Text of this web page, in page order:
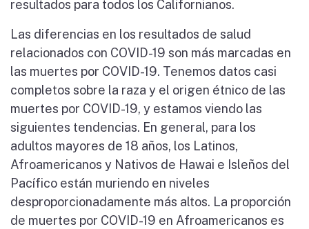
resultados para todos los Californianos.
Las diferencias en los resultados de salud
relacionados con COVID-19 son más marcadas en
las muertes por COVID-19. Tenemos datos casi
completos sobre la raza y el origen étnico de las
muertes por COVID-19, y estamos viendo las
siguientes tendencias. En general, para los
adultos mayores de 18 años, los Latinos,
Afroamericanos y Nativos de Hawai e Isleños del
Pacífico están muriendo en niveles
desproporcionadamente más altos. La proporción
de muertes por COVID-19 en Afroamericanos es